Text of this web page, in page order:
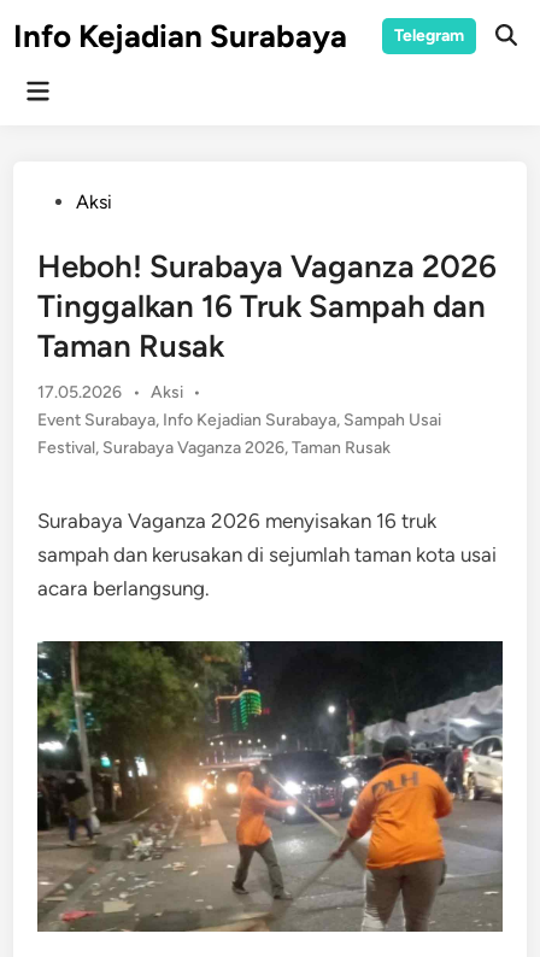
toInfo Kejadian Surabaya Telegram
Main
PostedAksi
Heboh! Surabaya Vaganza 2026
Tinggalkan 16 Truk Sampah dan
Taman Rusak
17.05.2026 • Posted
in
Aksi •
Event Surabaya, Info Kejadian Surabaya, Sampah Usai
Festival, Surabaya Vaganza 2026,Taman Rusak
Surabaya Vaganza 2026 menyisakan 16 truk
sampah dan kerusakan di sejumlah taman kota usai
acara berlangsung.